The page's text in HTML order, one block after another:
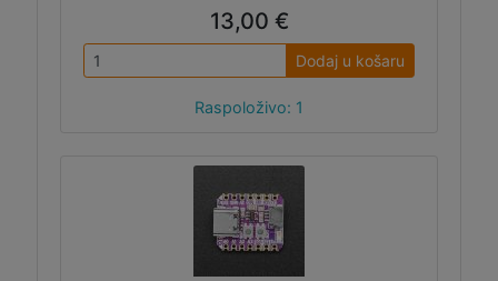
13,00 €
Dodaj u košaru
Raspoloživo: 1